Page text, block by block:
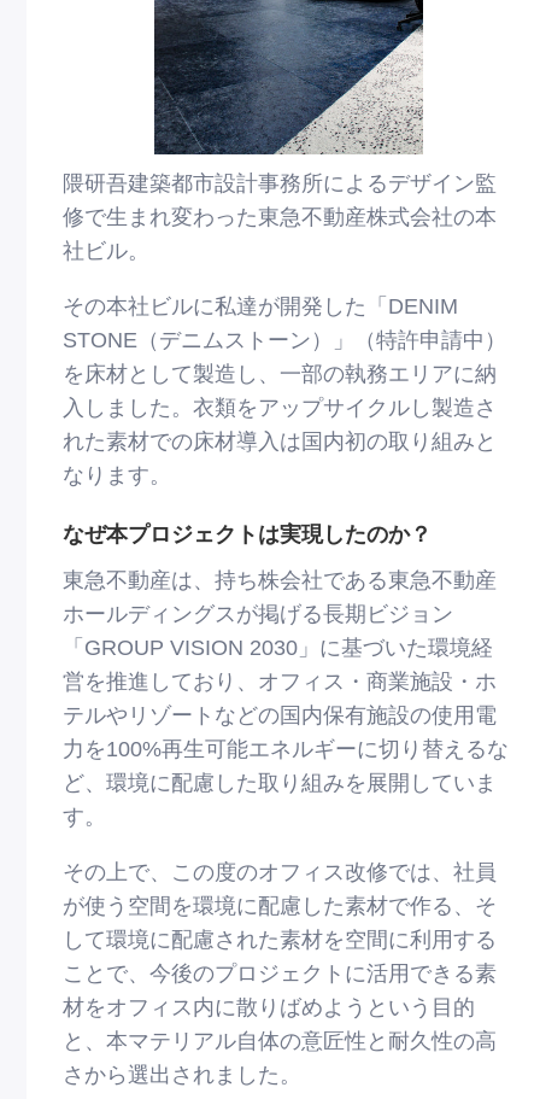
隈研吾建築都市設計事務所によるデザイン監
修で⽣まれ変わった東急不動産株式会社の本
社ビル。
その本社ビルに私達が開発した「DENIM
STONE（デニムストーン）」（特許申請中）
を床材として製造し、⼀部の執務エリアに納
⼊しました。⾐類をアップサイクルし製造さ
れた素材での床材導⼊は国内初の取り組みと
なります。
なぜ本プロジェクトは実現したのか？
東急不動産は、持ち株会社である東急不動産
ホールディングスが掲げる⻑期ビジョン
「GROUP VISION 2030」に基づいた環境経
営を推進しており、オフィス・商業施設・ホ
テルやリゾートなどの国内保有施設の使⽤電
⼒を100%再⽣可能エネルギーに切り替えるな
ど、環境に配慮した取り組みを展開していま
す。
その上で、この度のオフィス改修では、社員
が使う空間を環境に配慮した素材で作る、そ
して環境に配慮された素材を空間に利⽤する
ことで、今後のプロジェクトに活⽤できる素
材をオフィス内に散りばめようという⽬的
と、本マテリアル⾃体の意匠性と耐久性の⾼
さから選出されました。